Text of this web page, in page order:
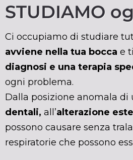
STUDIAMO
Ci occupiamo di studiare
avviene nella tua bocca e
diagnosi e una terapia
ogni problema.
Dalla posizione anomala di
dentali, all’alterazione
possono causare senza
respiratorie che possono